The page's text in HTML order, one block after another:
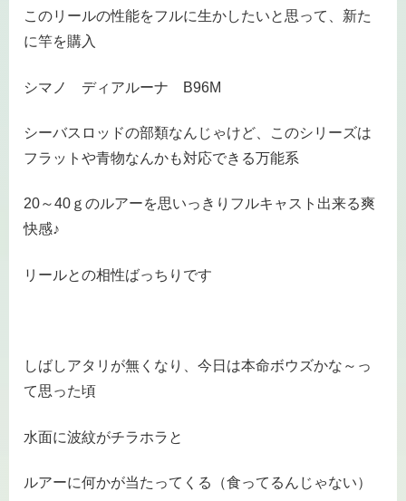
このリールの性能をフルに生かしたいと思って、新た
に竿を購入
シマノ ディアルーナ B96M
シーバスロッドの部類なんじゃけど、このシリーズは
フラットや青物なんかも対応できる万能系
20～40ｇのルアーを思いっきりフルキャスト出来る爽
快感♪
リールとの相性ばっちりです
しばしアタリが無くなり、今日は本命ボウズかな～っ
て思った頃
水面に波紋がチラホラと
ルアーに何かが当たってくる（食ってるんじゃない）